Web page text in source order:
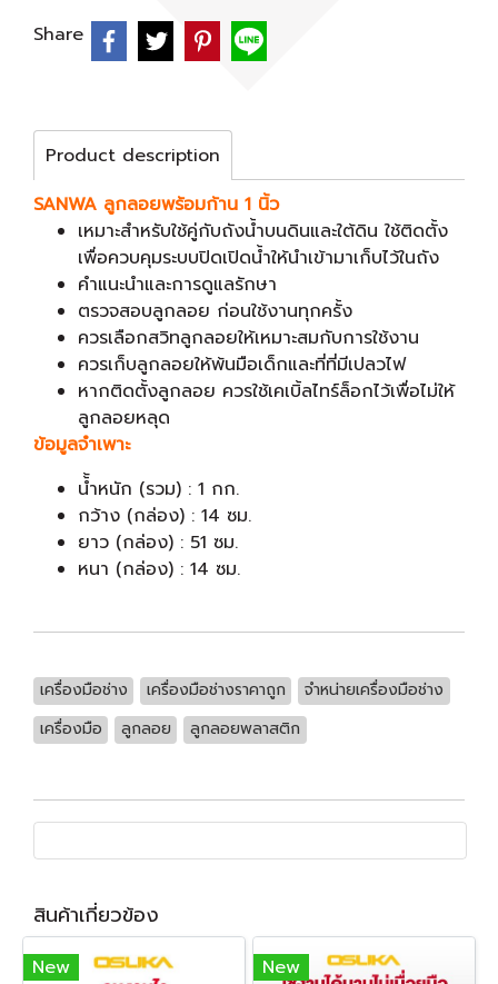
Share
Product description
SANWA ลูกลอยพร้อมก้าน 1 นิ้ว
เหมาะสำหรับใช้คู่กับถังน้ำบนดินและใต้ดิน ใช้ติดตั้ง
เพื่อควบคุมระบบปิดเปิดน้ำให้นำเข้ามาเก็บไว้ในถัง
คำแนะนำและการดูแลรักษา
ตรวจสอบลูกลอย ก่อนใช้งานทุกครั้ง
ควรเลือกสวิทลูกลอยให้เหมาะสมกับการใช้งาน
ควรเก็บลูกลอยให้พ้นมือเด็กและที่ที่มีเปลวไฟ
หากติดตั้งลูกลอย ควรใช้เคเบิ้ลไทร์ล็อกไว้เพื่อไม่ให้
ลูกลอยหลุด
ข้อมูลจำเพาะ
น้้ำหนัก (รวม) : 1 กก.
กว้าง (กล่อง) : 14 ซม.
ยาว (กล่อง) : 51 ซม.
หนา (กล่อง) : 14 ซม.
เครื่องมือช่าง เครื่องมือช่างราคาถูก
จำหน่ายเครื่องมือช่าง
เครื่องมือ
ลูกลอย ลูกลอยพลาสติก
สินค้าเกี่ยวข้อง
New New